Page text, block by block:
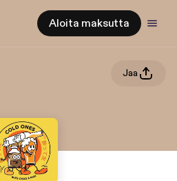
Aloita maksutta
Jaa